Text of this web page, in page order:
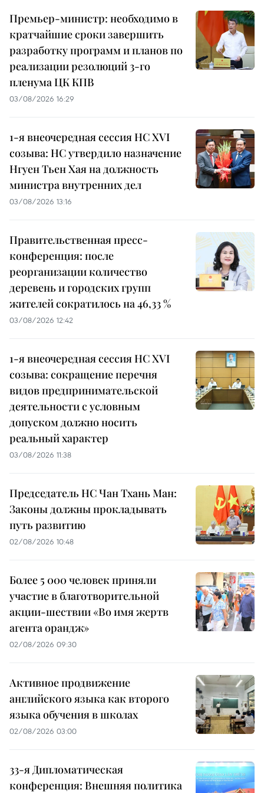
Премьер-министр: необходимо в
кратчайшие сроки завершить
разработку программ и планов по
реализации резолюций 3-го
пленума ЦК КПВ
03/08/2026 16:29
1-я внеочередная сессия НС XVI
созыва: НС утвердило назначение
Нгуен Тьен Хая на должность
министра внутренних дел
03/08/2026 13:16
Правительственная пресс-
конференция: после
реорганизации количество
деревень и городских групп
жителей сократилось на 46,33 %
03/08/2026 12:42
1-я внеочередная сессия НС XVI
созыва: сокращение перечня
видов предпринимательской
деятельности с условным
допуском должно носить
реальный характер
03/08/2026 11:38
Председатель НС Чан Тхань Ман:
Законы должны прокладывать
путь развитию
02/08/2026 10:48
Более 5 000 человек приняли
участие в благотворительной
акции-шествии «Во имя жертв
агента орандж»
02/08/2026 09:30
Активное продвижение
английского языка как второго
языка обучения в школах
02/08/2026 03:00
33-я Дипломатическая
конференция: Внешняя политика